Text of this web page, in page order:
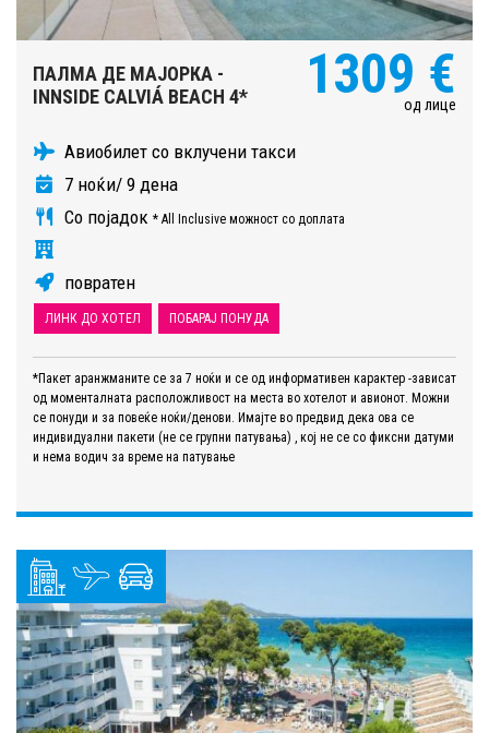
ПАЛМА ДЕ МАЈОРКА -
INNSIDE CALVIÁ BEACH 4*
1309 €
од лице
Авиобилет со вклучени такси
7 ноќи/ 9 дена
Со појадок * All Inclusive можност со доплата
повратен
ЛИНК ДО ХОТЕЛ ПОБАРАЈ ПОНУДА
*Пакет аранжманите се за 7 ноќи и се од информативен карактер -зависат
од моменталната расположливост на места во хотелот и авионот. Можни
се понуди и за повеќе ноќи/денови. Имајте во предвид дека ова се
индивидуални пакети (не се групни патувања) , кој не се со фиксни датуми
и нема водич за време на патување